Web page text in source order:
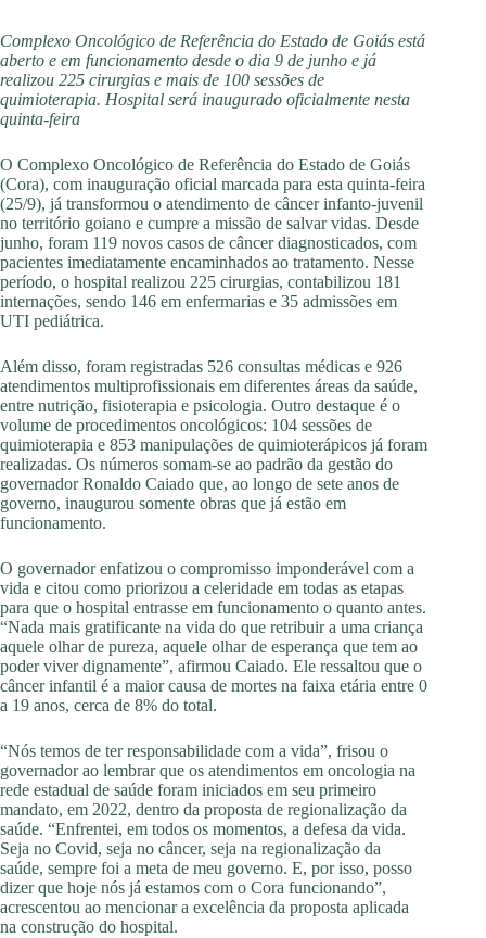
Complexo Oncológico de Referência do Estado de Goiás está
aberto e em funcionamento desde o dia 9 de junho e já
realizou 225 cirurgias e mais de 100 sessões de
quimioterapia. Hospital será inaugurado oficialmente nesta
quinta-feira
O Complexo Oncológico de Referência do Estado de Goiás
(Cora), com inauguração oficial marcada para esta quinta-feira
(25/9), já transformou o atendimento de câncer infanto-juvenil
no território goiano e cumpre a missão de salvar vidas. Desde
junho, foram 119 novos casos de câncer diagnosticados, com
pacientes imediatamente encaminhados ao tratamento. Nesse
período, o hospital realizou 225 cirurgias, contabilizou 181
internações, sendo 146 em enfermarias e 35 admissões em
UTI pediátrica.
Além disso, foram registradas 526 consultas médicas e 926
atendimentos multiprofissionais em diferentes áreas da saúde,
entre nutrição, fisioterapia e psicologia. Outro destaque é o
volume de procedimentos oncológicos: 104 sessões de
quimioterapia e 853 manipulações de quimioterápicos já foram
realizadas. Os números somam-se ao padrão da gestão do
governador Ronaldo Caiado que, ao longo de sete anos de
governo, inaugurou somente obras que já estão em
funcionamento.
O governador enfatizou o compromisso imponderável com a
vida e citou como priorizou a celeridade em todas as etapas
para que o hospital entrasse em funcionamento o quanto antes.
“Nada mais gratificante na vida do que retribuir a uma criança
aquele olhar de pureza, aquele olhar de esperança que tem ao
poder viver dignamente”, afirmou Caiado. Ele ressaltou que o
câncer infantil é a maior causa de mortes na faixa etária entre 0
a 19 anos, cerca de 8% do total.
“Nós temos de ter responsabilidade com a vida”, frisou o
governador ao lembrar que os atendimentos em oncologia na
rede estadual de saúde foram iniciados em seu primeiro
mandato, em 2022, dentro da proposta de regionalização da
saúde. “Enfrentei, em todos os momentos, a defesa da vida.
Seja no Covid, seja no câncer, seja na regionalização da
saúde, sempre foi a meta de meu governo. E, por isso, posso
dizer que hoje nós já estamos com o Cora funcionando”,
acrescentou ao mencionar a excelência da proposta aplicada
na construção do hospital.